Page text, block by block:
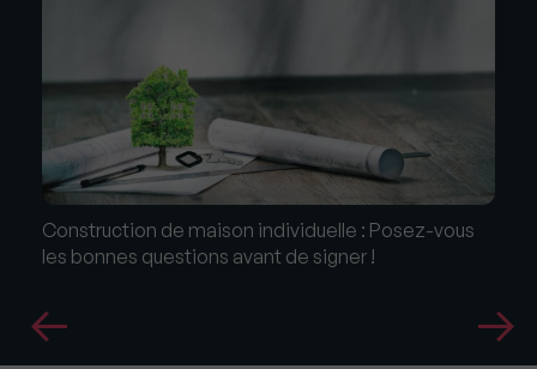
Construction de maison individuelle : Posez-vous
les bonnes questions avant de signer !